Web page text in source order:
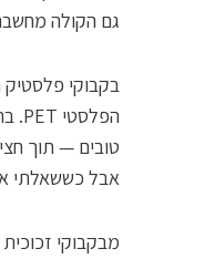
גם הקולה
בקבוקי
אבל כששאלתי
מבקבוקי